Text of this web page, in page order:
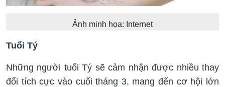
Ảnh minh họa: Internet
Tuổi Tý
Những người tuổi Tý sẽ cảm nhận được nhiều thay
đổi tích cực vào cuối tháng 3, mang đến cơ hội lớn